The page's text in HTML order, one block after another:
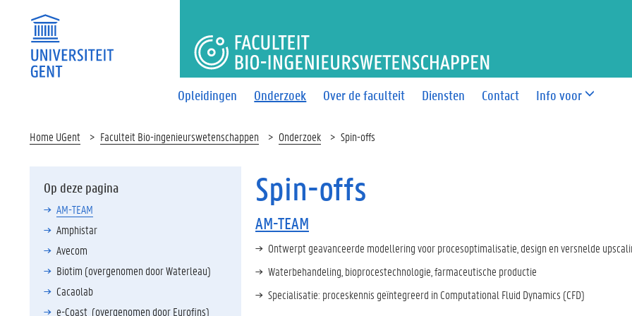
Opleidingen Onderzoek Over de faculteit Diensten Contact Info voor
FACULTEIT BIO-
Home UGent Faculteit Bio-ingenieurswetenschappen Onderzoek Spin-offs
Op deze pagina
AM-TEAM
Amphistar
Avecom
Biotim (overgenomen door Waterleau)
Cacaolab
e-Coast (overgenomen door Eurofins)
Spin-offs
AM-TEAM
Ontwerpt geavanceerde modellering voor procesoptimalisatie, design en versnelde
Waterbehandeling, bioprocestechnologie, farmaceutische productie
Specialisatie: proceskennis geïntegreerd in Computational Fluid Dynamics (CFD)